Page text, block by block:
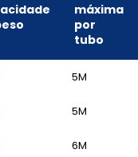
máxima
por
tubo
5M
5M
6M